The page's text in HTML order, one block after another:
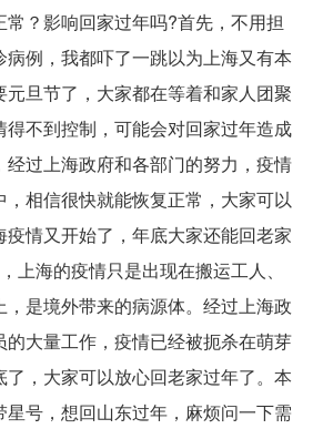
？影响回家过年吗?首先，不用担
例，我都吓了一跳以为上海又有本
旦节了，大家都在等着和家人团聚
不到控制，可能会对回家过年造成
过上海政府和各部门的努力，疫情
，相信很快就能恢复正常，大家可以
情又开始了，年底大家还能回老家
上海的疫情只是出现在搬运工人、
是境外带来的病源体。经过上海政
的大量工作，疫情已经被扼杀在萌芽
了，大家可以放心回老家过年了。本
星号，想回山东过年，麻烦问一下需